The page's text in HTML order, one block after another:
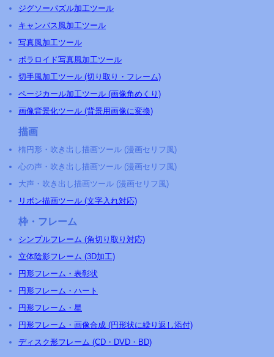
ジグソーパズル加工ツール
キャンバス風加工ツール
写真風加工ツール
ポラロイド写真風加工ツール
切手風加工ツール (切り取り・フレーム)
ページカール加工ツール (画像角めくり)
画像背景化ツール (背景用画像に変換)
描画
楕円形・吹き出し描画ツール (漫画セリフ風)
心の声・吹き出し描画ツール (漫画セリフ風)
大声・吹き出し描画ツール (漫画セリフ風)
リボン描画ツール (文字入れ対応)
枠・フレーム
シンプルフレーム (角切り取り対応)
立体陰影フレーム (3D加工)
円形フレーム・表彰状
円形フレーム・ハート
円形フレーム・星
円形フレーム・画像合成 (円形状に繰り返し添付)
ディスク形フレーム (CD・DVD・BD)